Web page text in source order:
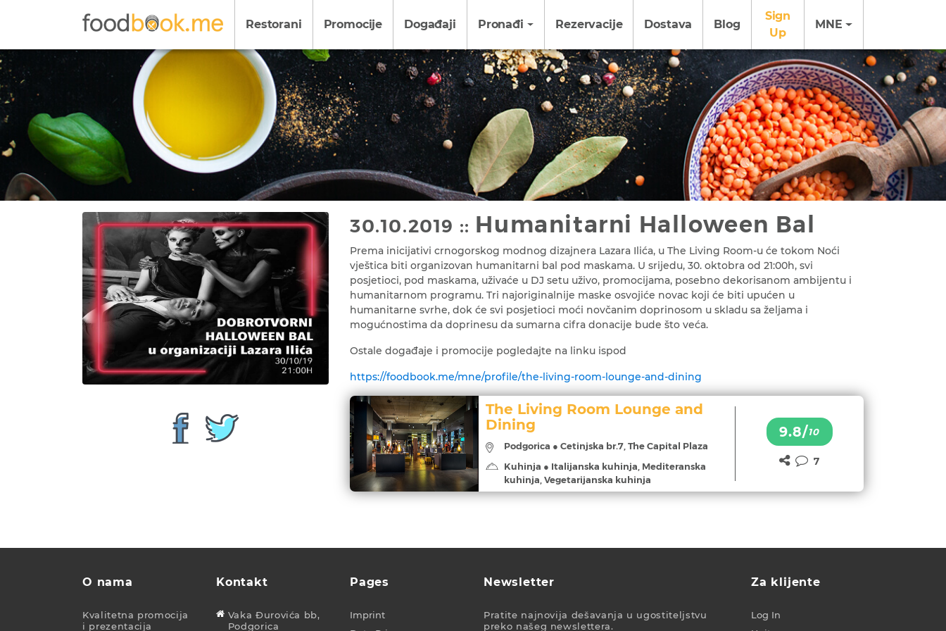
Restorani Promocije Događaji Pronađi Rezervacije Dostava Blog
Sign
Up
MNE
30.10.2019 :: Humanitarni Halloween Bal
Prema inicijativi crnogorskog modnog dizajnera Lazara Ilića, u The Living Room-u će tokom Noći
vještica biti organizovan humanitarni bal pod maskama. U srijedu, 30. oktobra od 21:00h, svi
posjetioci, pod maskama, uživaće u DJ setu uživo, promocijama, posebno dekorisanom ambijentu i
humanitarnom programu. Tri najoriginalnije maske osvojiće novac koji će biti upućen u
humanitarne svrhe, dok će svi posjetioci moći novčanim doprinosom u skladu sa željama i
mogućnostima da doprinesu da sumarna cifra donacije bude što veća.
Ostale događaje i promocije pogledajte na linku ispod
https://foodbook.me/mne/profile/the-living-room-lounge-and-dining
The Living Room Lounge and
Dining
Podgorica ● Cetinjska br.7, The Capital Plaza
Kuhinja ● Italijanska kuhinja, Mediteranska
kuhinja, Vegetarijanska kuhinja
9.8/10
7
O nama
Kvalitetna promocija
i prezentacija
Kontakt
Vaka Đurovića bb,
Podgorica
Pages
Imprint
Newsletter
Pratite najnovija dešavanja u ugostiteljstvu
preko našeg newslettera.
Za klijente
Log In